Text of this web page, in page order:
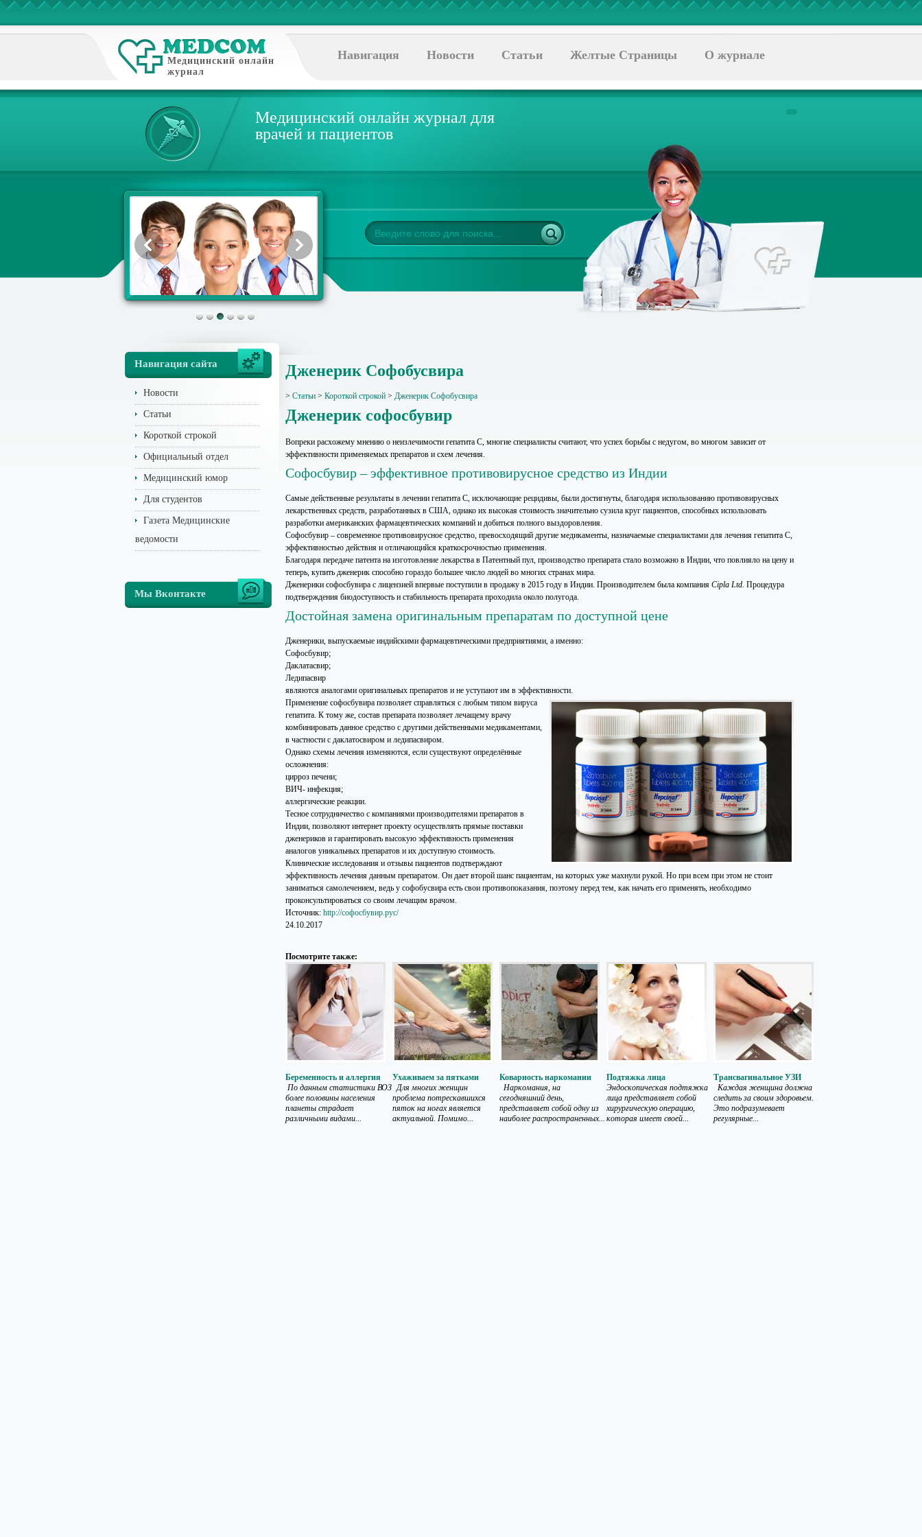
Медицинский онлайн
журнал
Навигация Новости Статьи Желтые Страницы О журнале
Медицинский онлайн журнал для
врачей и пациентов
Навигация сайта
Новости
Статьи
Короткой строкой
Официальный отдел
Медицинский юмор
Для студентов
Газета Медицинские
ведомости
Мы Вконтакте
Дженерик Софобусвира
> Статьи > Короткой строкой > Дженерик Софобусвира
Дженерик софосбувир
Вопреки расхожему мнению о неизлечимости гепатита С, многие специалисты считают, что успех борьбы с недугом, во многом зависит от
эффективности применяемых препаратов и схем лечения.
Софосбувир – эффективное противовирусное средство из Индии
Самые действенные результаты в лечении гепатита С, исключающие рецидивы, были достигнуты, благодаря использованию противовирусных
лекарственных средств, разработанных в США, однако их высокая стоимость значительно сузила круг пациентов, способных использовать
разработки американских фармацевтических компаний и добиться полного выздоровления.
Софосбувир – современное противовирусное средство, превосходящий другие медикаменты, назначаемые специалистами для лечения гепатита С,
эффективностью действия и отличающийся краткосрочностью применения.
Благодаря передаче патента на изготовление лекарства в Патентный пул, производство препарата стало возможно в Индии, что повлияло на цену и
теперь, купить дженерик способно гораздо большее число людей во многих странах мира.
Дженерики софосбувира с лицензией впервые поступили в продажу в 2015 году в Индии. Производителем была компания Cipla Ltd. Процедура
подтверждения биодоступность и стабильность препарата проходила около полугода.
Достойная замена оригинальным препаратам по доступной цене
Дженерики, выпускаемые индийскими фармацевтическими предприятиями, а именно:
Софосбувир;
Даклатасвир;
Ледипасвир
являются аналогами оригинальных препаратов и не уступают им в эффективности.
Применение софосбувира позволяет справляться с любым типом вируса
гепатита. К тому же, состав препарата позволяет лечащему врачу
комбинировать данное средство с другими действенными медикаментами,
в частности с даклатосвиром и ледипасвиром.
Однако схемы лечения изменяются, если существуют определённые
осложнения:
цирроз печени;
ВИЧ- инфекция;
аллергические реакции.
Тесное сотрудничество с компаниями производителями препаратов в
Индии, позволяют интернет проекту осуществлять прямые поставки
дженериков и гарантировать высокую эффективность применения
аналогов уникальных препаратов и их доступную стоимость.
Клинические исследования и отзывы пациентов подтверждают
эффективность лечения данным препаратом. Он дает второй шанс пациентам, на которых уже махнули рукой. Но при всем при этом не стоит
заниматься самолечением, ведь у софобусвира есть свои противопоказания, поэтому перед тем, как начать его применять, необходимо
проконсультироваться со своим лечащим врачом.
Источник: http://софосбувир.рус/
24.10.2017
Посмотрите также:
Беременность и аллергия
По данным статистики ВОЗ
более половины населения
планеты страдает
различными видами...
Ухаживаем за пятками
Для многих женщин
проблема потрескавшихся
пяток на ногах является
актуальной. Помимо...
Коварность наркомании
Наркомания, на
сегодняшний день,
представляет собой одну из
наиболее распространенных...
Подтяжка лица
Эндоскопическая подтяжка
лица представляет собой
хирургическую операцию,
которая имеет своей...
Трансвагинальное УЗИ
Каждая женщина должна
следить за своим здоровьем.
Это подразумевает
регулярные...